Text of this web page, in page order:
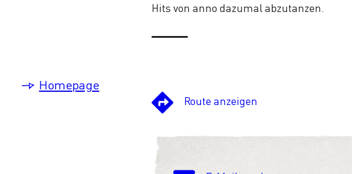
Hits von anno dazumal abzutanzen.
Homepage
Route anzeigen